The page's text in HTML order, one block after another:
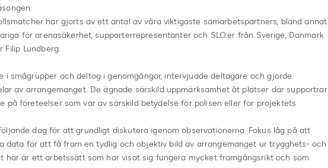
har gjorts av ett antal av våra viktigaste samarbetspartners, bland annat
för arenasäkerhet, supporterrepresentanter och SLO:er från Sverige, Danmark
Filip Lundberg.
i smågrupper och deltog i genomgångar, intervjuade deltagare och gjorde
av arrangemanget. De ägnade särskild uppmärksamhet åt platser där supportrar
på företeelser som var av särskild betydelse för polisen eller för projektets
dag för att grundligt diskutera igenom observationerna. Fokus låg på att
data för att få fram en tydlig och objektiv bild av arrangemanget ur trygghets- och
här är ett arbetssätt som har visat sig fungera mycket framgångsrikt och som